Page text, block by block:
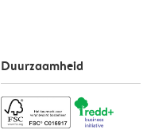
Duurzaamheid